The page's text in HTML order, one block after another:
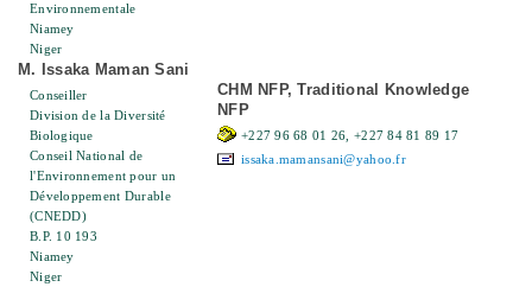
Environnementale
Niamey
Niger
M. Issaka Maman Sani
Conseiller
Division de la Diversité
Biologique
Conseil National de
l'Environnement pour un
Développement Durable
(CNEDD)
B.P. 10 193
Niamey
Niger
CHM NFP, Traditional Knowledge
NFP
+227 96 68 01 26, +227 84 81 89 17
issaka.mamansani@yahoo.fr